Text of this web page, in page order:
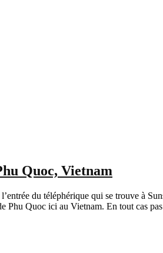
Quoc, Vietnam
du téléphérique qui se trouve à
Phu Quoc ici au Vietnam. En tout cas